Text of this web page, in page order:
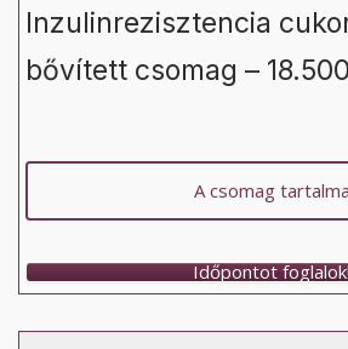
Inzulinrezisztencia
bővített csomag –
A csomag tartalma
Időpontot